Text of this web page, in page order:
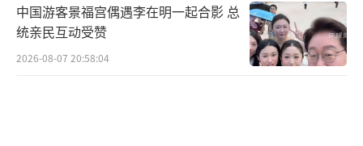
中国游客景福宫偶遇李在明一起合影 总
统亲民互动受赞
2026-08-07 20:58:04